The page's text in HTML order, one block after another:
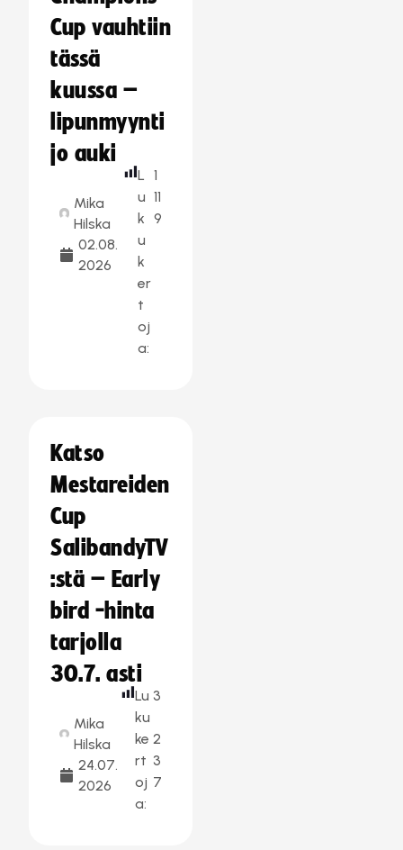
Cup vauhtiin
tässä
kuussa –
lipunmyynti
jo auki
Mika
Hilska
02.08.
2026
L
u
k
u
k
er
t
oj
a:
1
11
9
Katso
Mestareiden
Cup
SalibandyTV
:stä – Early
bird -hinta
tarjolla
30.7. asti
Mika
Hilska
24.07.
2026
Lu
ku
ke
rt
oj
a:
3
2
3
7